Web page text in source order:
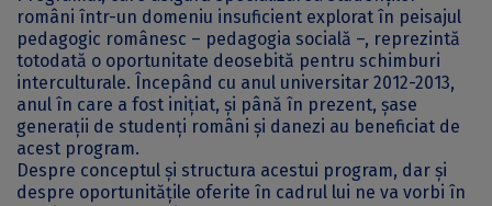
români într-un domeniu insuficient explorat în peisajul
pedagogic românesc – pedagogia socială –, reprezintă
totodată o oportunitate deosebită pentru schimburi
interculturale. Începând cu anul universitar 2012-2013,
anul în care a fost inițiat, și până în prezent, șase
generații de studenți români și danezi au beneficiat de
acest program.
Despre conceptul și structura acestui program, dar și
despre oportunitățile oferite în cadrul lui ne va vorbi în